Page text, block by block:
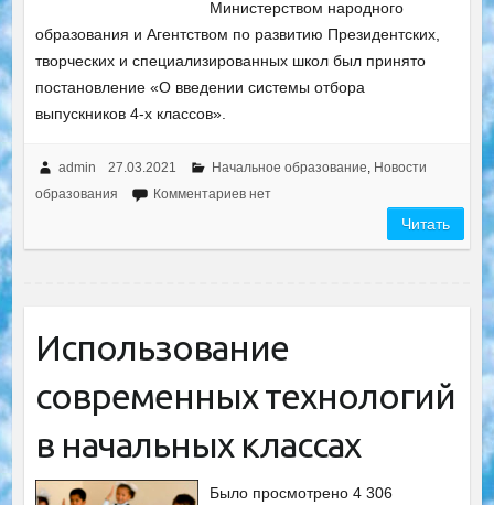
Министерством народного
образования и Агентством по развитию Президентских,
творческих и специализированных школ был принято
постановление «О введении системы отбора
выпускников 4-х классов».
admin 27.03.2021 Начальное образование, Новости
образования
Комментариев нет
Читать
Использование
современных технологий
в начальных классах
Было просмотрено 4 306